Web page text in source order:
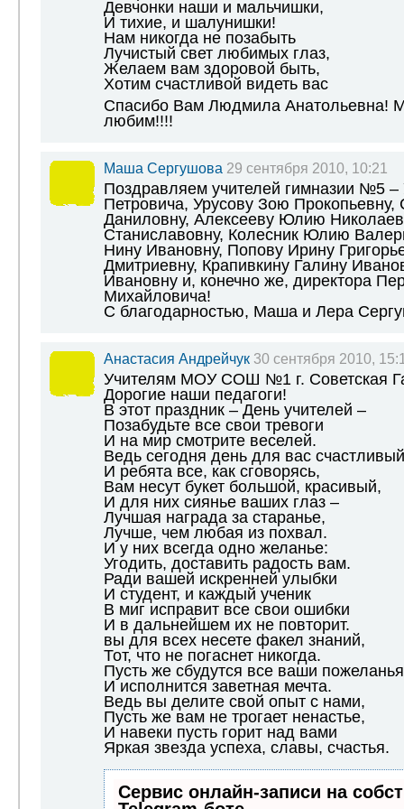
Девчонки наши и мальчишки,
И тихие, и шалунишки!
Нам никогда не позабыть
Лучистый свет любимых глаз,
Желаем вам здоровой быть,
Хотим счастливой видеть вас
Спасибо Вам Людмила Анатольевна!
любим!!!!
Маша Сергушова 29 сентября 2010, 10:21
Поздравляем учителей гимназии №5
Петровича, Урусову Зою Прокопьевну,
Даниловну, Алексееву Юлию
Станиславовну, Колесник Юлию
Нину Ивановну, Попову Ирину
Дмитриевну, Крапивкину Галину
Ивановну и, конечно же, директора
Михайловича!
С благодарностью, Маша и Лера
Анастасия Андрейчук 30 сентября 2010,
Учителям МОУ СОШ №1 г. Советская
Дорогие наши педагоги!
В этот праздник – День учителей –
Позабудьте все свои тревоги
И на мир смотрите веселей.
Ведь сегодня день для вас
И ребята все, как сговорясь,
Вам несут букет большой, красивый,
И для них сиянье ваших глаз –
Лучшая награда за старанье,
Лучше, чем любая из похвал.
И у них всегда одно желанье:
Угодить, доставить радость вам.
Ради вашей искренней улыбки
И студент, и каждый ученик
В миг исправит все свои ошибки
И в дальнейшем их не повторит.
вы для всех несете факел знаний,
Тот, что не погаснет никогда.
Пусть же сбудутся все ваши
И исполнится заветная мечта.
Ведь вы делите свой опыт с нами,
Пусть же вам не трогает ненастье,
И навеки пусть горит над вами
Яркая звезда успеха, славы, счастья.
Сервис онлайн-записи на